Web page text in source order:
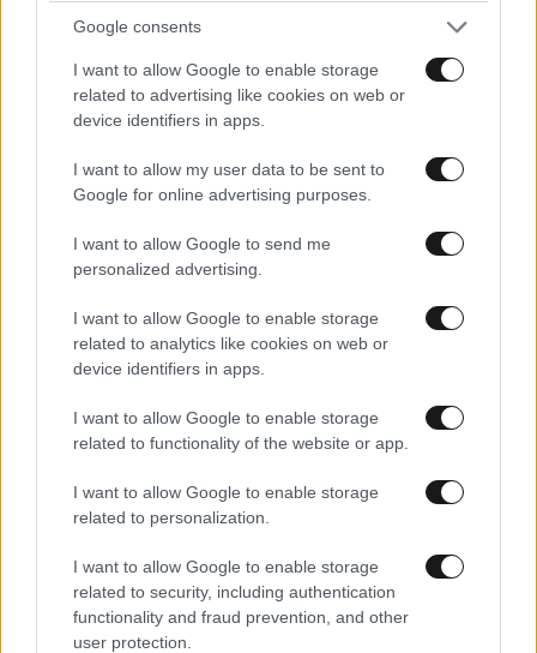
Google consents
I want to allow Google to enable storage
related to advertising like cookies on web or
device identifiers in apps.
I want to allow my user data to be sent to
Google for online advertising purposes.
I want to allow Google to send me
personalized advertising.
I want to allow Google to enable storage
related to analytics like cookies on web or
device identifiers in apps.
I want to allow Google to enable storage
related to functionality of the website or app.
I want to allow Google to enable storage
related to personalization.
I want to allow Google to enable storage
related to security, including authentication
functionality and fraud prevention, and other
user protection.